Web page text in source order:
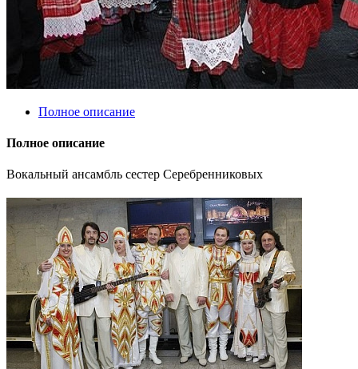
Полное описание
Полное описание
Вокальный ансамбль сестер Серебренниковых